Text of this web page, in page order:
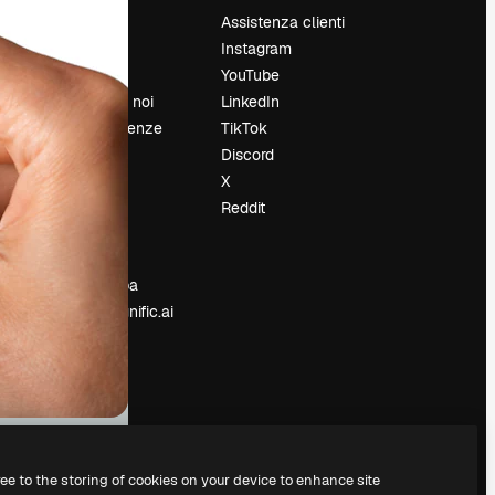
Recensioni
Lavora con noi
Cerca tendenze
Blog
Eventi
Sala stampa
Cerchi magnific.ai
Assistenza clienti
Instagram
YouTube
LinkedIn
TikTok
Discord
X
Reddit
to the storing of cookies on your device to enhance site